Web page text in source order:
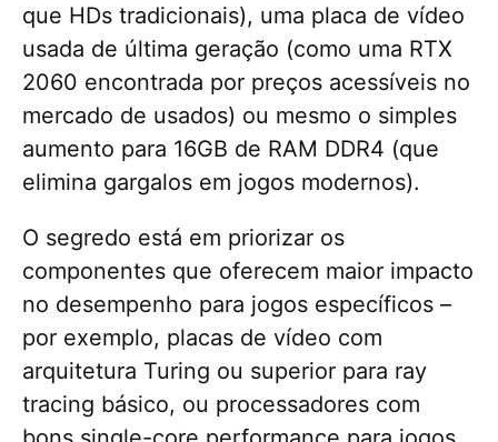
que HDs tradicionais), uma placa de vídeo
usada de última geração (como uma RTX
2060 encontrada por preços acessíveis no
mercado de usados) ou mesmo o simples
aumento para 16GB de RAM DDR4 (que
elimina gargalos em jogos modernos).
O segredo está em priorizar os
componentes que oferecem maior impacto
no desempenho para jogos específicos –
por exemplo, placas de vídeo com
arquitetura Turing ou superior para ray
tracing básico, ou processadores com